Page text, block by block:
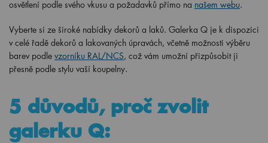
osvětlení podle svého vkusu a požadavků přímo na našem webu.
Vyberte si ze široké nabídky dekorů a laků. Galerka Q je k dispozici
v celé řadě dekorů a lakovaných úpravách, včetně možnosti výběru
barev podle vzorníku RAL/NCS, což vám umožní přizpůsobit ji
přesně podle stylu vaší koupelny.
5 důvodů, proč zvolit
galerku Q: